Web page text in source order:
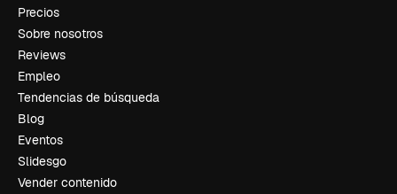
Precios
Sobre nosotros
Reviews
Empleo
Tendencias de búsqueda
Blog
Eventos
Slidesgo
Vender contenido